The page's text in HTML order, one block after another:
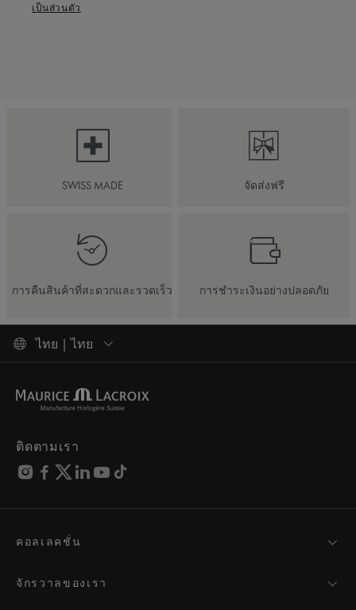
เป็นส่วนตัว
SWISS MADE จัดส่งฟรี
การคืนสินค้าที่สะดวกและรวดเร็ว การชำระเงินอย่างปลอดภัย
ไทย | ไทย
ติดตามเรา
คอลเลคชั่น
AIKON
จักรวาลของเรา